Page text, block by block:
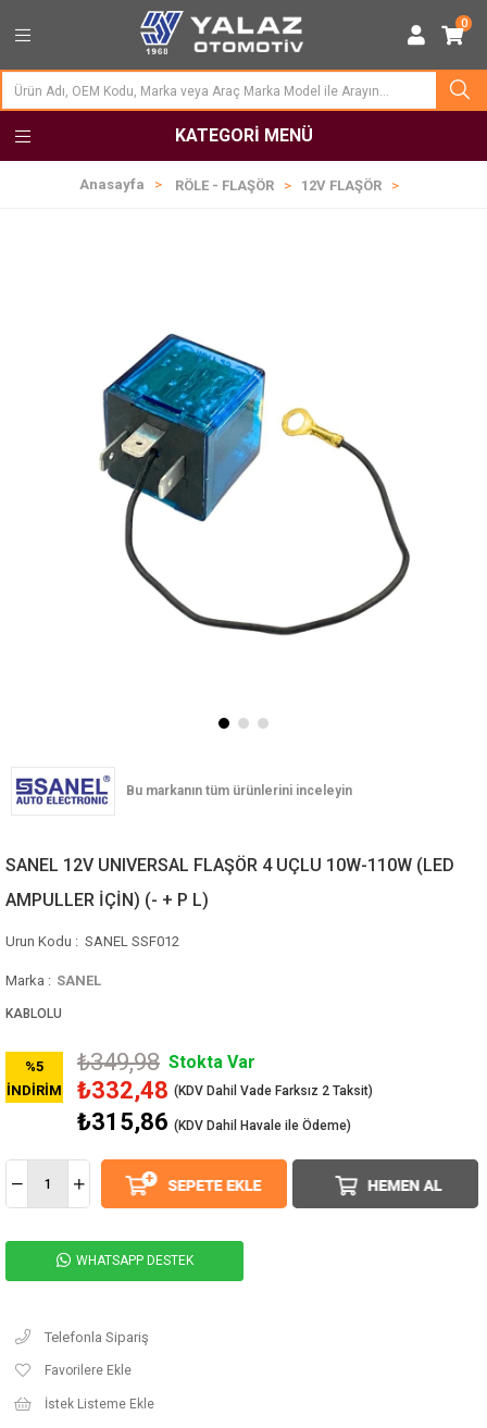
0
KATEGORI MENÜ
Anasayfa RÖLE - FLAŞÖR 12V FLAŞÖR
SANEL 12V UNIVERSAL FLAŞÖR 4 UÇLU 10W-110W (LED
AMPULLER İÇİN) (- + P L)
SANEL SSF012
Marka : SANEL
KABLOLU
%5
İNDIRIM
₺349,98 Stokta Var
₺332,48
₺315,86 (KDV Dahil Havale ile Ödeme)
WHATSAPP DESTEK
Telefonla Sipariş
Favorilere Ekle
İstek Listeme Ekle